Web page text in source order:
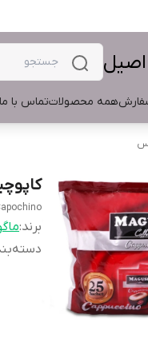
اصیل
همه محصولاتتماس با ما
برند: